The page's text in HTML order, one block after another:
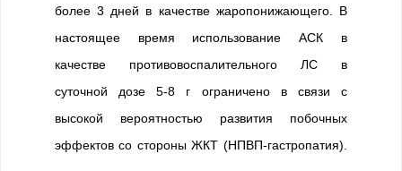
более 3 дней в качестве жаропонижающего. В
настоящее время использование АСК в
качестве противовоспалительного ЛС в
суточной дозе 5-8 г ограничено в связи с
высокой вероятностью развития побочных
эффектов со стороны ЖКТ (НПВП-гастропатия).